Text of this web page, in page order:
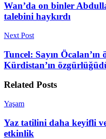
Wan’da on binler
talebini haykırdı
Next Post
Tuncel: Sayın
Kürdistan’ın
Related Posts
Yaşam
Yaz tatilini daha keyifli
etkinlik